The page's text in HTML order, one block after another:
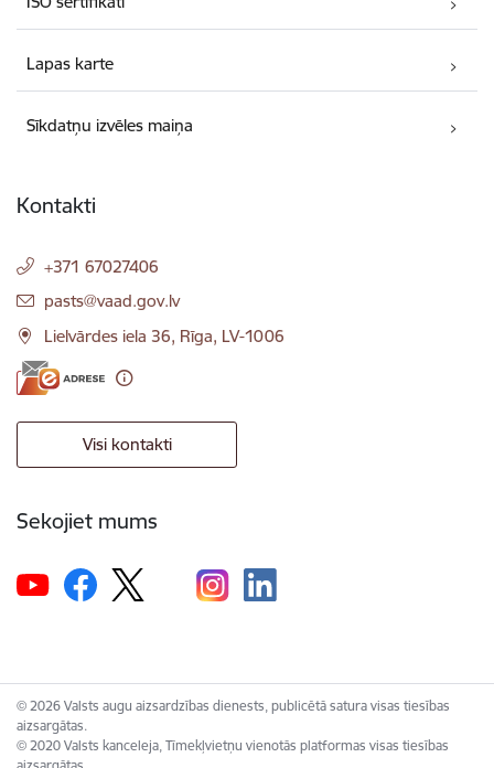
Lapas karte
Sīkdatņu izvēles maiņa
Kontakti
+371 67027406
E-pasts:
pasts@vaad.gov.lv
Lielvārdes iela 36, Rīga, LV-1006
Visi kontakti
Sekojiet mums
© 2026 Valsts augu aizsardzības dienests, publicētā satura visas tiesības
aizsargātas.
© 2020 Valsts kanceleja, Tīmekļvietņu vienotās platformas visas tiesības